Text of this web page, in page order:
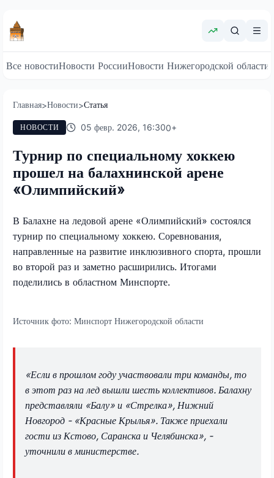
Все новостиНовости РоссииНовости Нижегородской области
Главная>Новости>Статья
НОВОСТИ 05 февр. 2026, 16:300+
Турнир по специальному хоккею
прошел на балахнинской арене
«Олимпийский»
В Балахне на ледовой арене «Олимпийский» состоялся
турнир по специальному хоккею. Соревнования,
направленные на развитие инклюзивного спорта, прошли
во второй раз и заметно расширились. Итогами
поделились в областном Минспорте.
Источник фото: Минспорт Нижегородской области
«Если в прошлом году участвовали три команды, то
в этот раз на лед вышли шесть коллективов. Балахну
представляли «Балу» и «Стрелка», Нижний
Новгород - «Красные Крылья». Также приехали
гости из Кстово, Саранска и Челябинска», -
уточнили в министерстве.